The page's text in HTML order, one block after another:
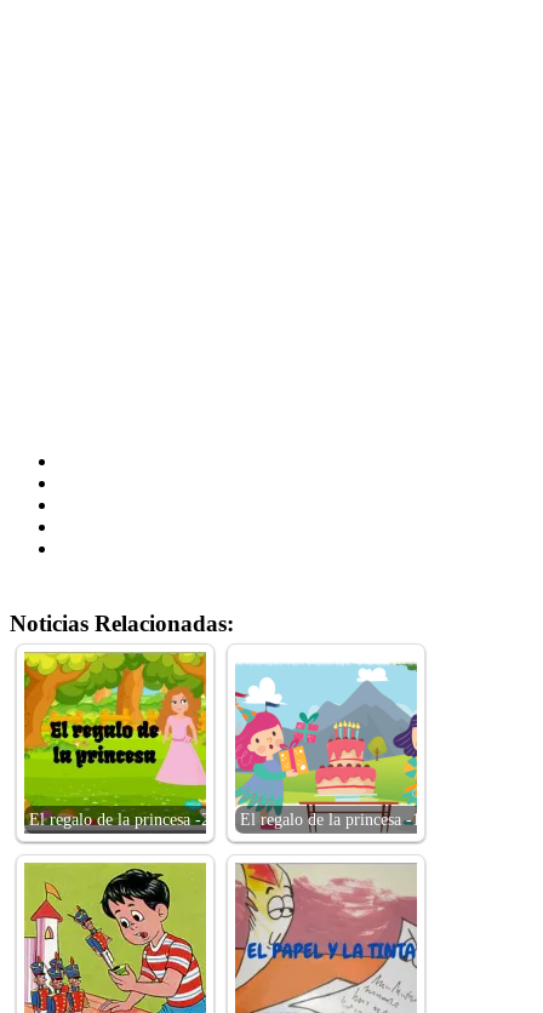
Noticias Relacionadas:
El regalo de la princesa -2 El regalo de la princesa -1